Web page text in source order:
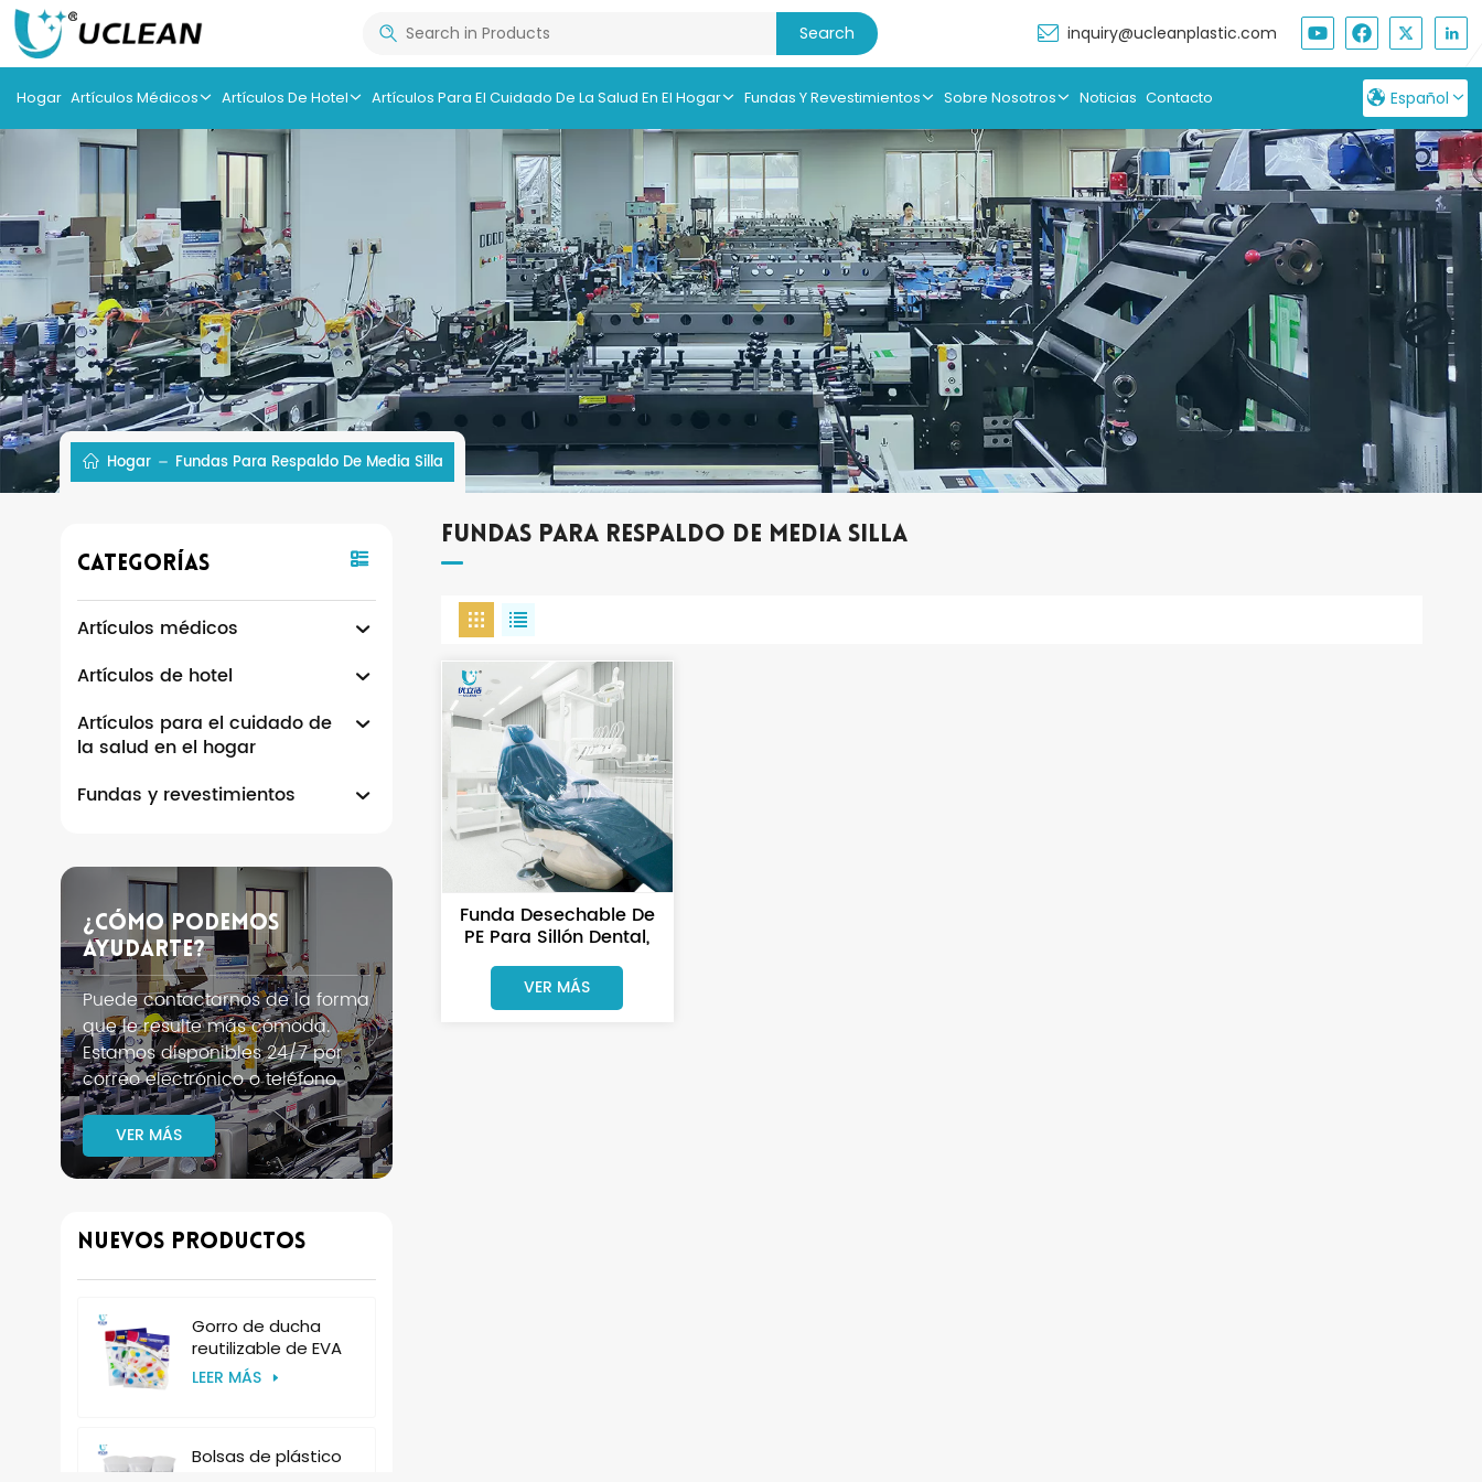
inquiry@ucleanplastic.com
Hogar Artículos Médicos Artículos De Hotel Artículos Para El Cuidado De La Salud En El Hogar Fundas Y Revestimientos Sobre Nosotros Noticias Contacto Español
English
Français
Русский
Hogar Fundas Para Respaldo De Media Silla
Categorías
Artículos médicos
Artículos de hotel
Artículos para el cuidado de
la salud en el hogar
Fundas y revestimientos
¿Cómo Podemos
Ayudarte?
Puede contactarnos de la forma
que le resulte más cómoda.
Estamos disponibles 24/7 por
correo electrónico o teléfono.
VER MÁS
Nuevos Productos
Gorro de ducha
reutilizable de EVA
para mujer, de
LEER MÁS
Bolsas de plástico
Fundas Para Respaldo De Media Silla
Funda Desechable De
PE Para Sillón Dental,
Mitad, Entera Y
Completa
VER MÁS